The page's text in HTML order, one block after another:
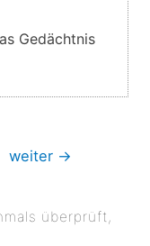
Gedächtnis
weiter →
überprüft,